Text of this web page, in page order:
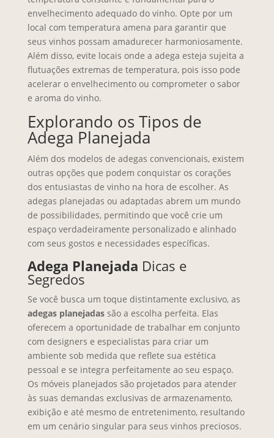
envelhecimento adequado do vinho. Opte por um
local com temperatura amena para garantir que
seus vinhos possam amadurecer harmoniosamente.
Além disso, evite locais onde a adega esteja sujeita a
flutuações extremas de temperatura, pois isso pode
acelerar o envelhecimento ou comprometer o sabor
e aroma do vinho.
Explorando os Tipos de
Adega Planejada
Além dos modelos de adegas convencionais, existem
outras opções que podem conquistar os corações
dos entusiastas de vinho na hora de escolher. As
adegas planejadas ou adaptadas abrem um mundo
de possibilidades, permitindo que você crie um
espaço verdadeiramente personalizado e alinhado
com seus gostos e necessidades específicas.
Adega Planejada Dicas e
Segredos
Se você busca um toque distintamente exclusivo, as
adegas planejadassão a escolha perfeita. Elas
oferecem a oportunidade de trabalhar em conjunto
com designers e especialistas para criar um
ambiente sob medida que reflete sua estética
pessoal e se integra perfeitamente ao seu espaço.
Os móveis planejados são projetados para atender
às suas demandas exclusivas de armazenamento,
exibição e até mesmo de entretenimento, resultando
em um cenário singular para seus vinhos preciosos.